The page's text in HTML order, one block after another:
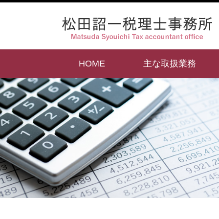
HOME 主な取扱業務